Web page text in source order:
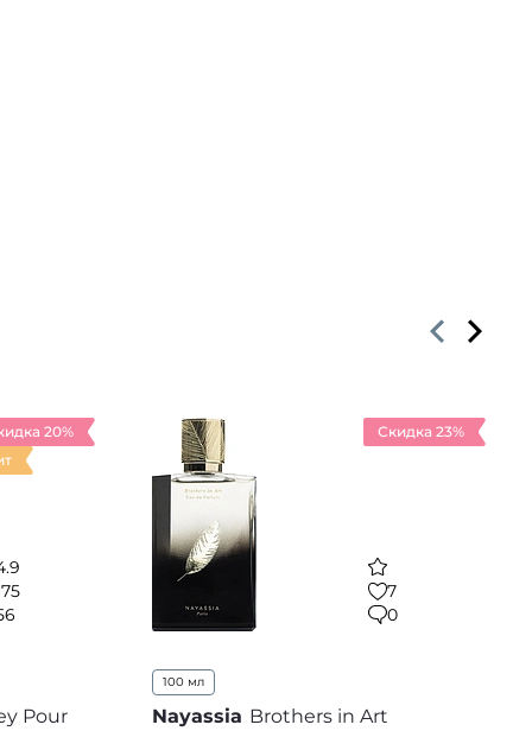
20%
Pour
Скидка 23%
7
0
100 мл
Nayassia Brothers in Art